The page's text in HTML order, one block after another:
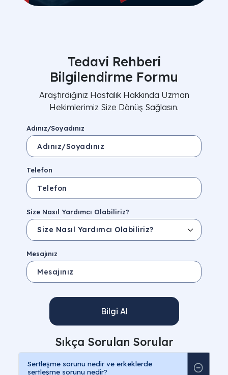
Tedavi Rehberi
Bilgilendirme Formu
Araştırdığınız Hastalık Hakkında Uzman
Hekimlerimiz Size Dönüş Sağlasın.
Adınız/Soyadınız
Telefon
Size Nasıl Yardımcı Olabiliriz?
Mesajınız
Bilgi Al